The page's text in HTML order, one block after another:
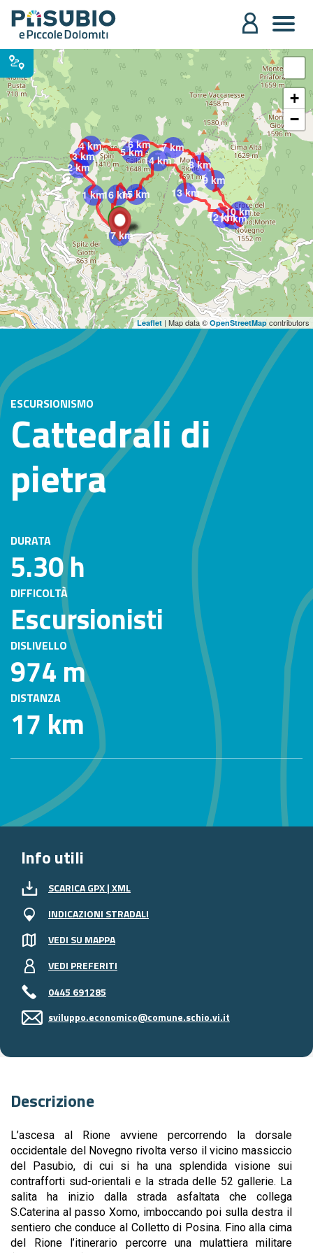
1 km
2 km
3 km
4 km 5 km
6 km
7 km
8 km
9 km
10 km
11 km
12 km
13 km
14 km
15 km
16 km
17 km
+
−
Leaflet | Map data © OpenStreetMap contributors
ESCURSIONISMO
Cattedrali di
pietra
DURATA
5.30 h
DIFFICOLTÀ
Escursionisti
DISLIVELLO
974 m
DISTANZA
17 km
Descrizione
L’ascesa al Rione avviene percorrendo la dorsale
occidentale del Novegno rivolta verso il vicino massiccio
del Pasubio, di cui si ha una splendida visione sui
contrafforti sud-orientali e la strada delle 52 gallerie. La
salita ha inizio dalla strada asfaltata che collega
S.Caterina al passo Xomo, imboccando poi sulla destra il
sentiero che conduce al Colletto di Posina. Fino alla cima
del Rione l’itinerario percorre una mulattiera militare
Info utili
SCARICA GPX | XML
INDICAZIONI STRADALI
VEDI SU MAPPA
VEDI PREFERITI
0445 691285
sviluppo.economico@comune.schio.vi.it